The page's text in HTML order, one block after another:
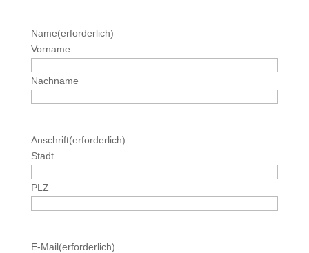
Name(erforderlich)
Vorname
Nachname
Anschrift(erforderlich)
Stadt
PLZ
E-Mail(erforderlich)